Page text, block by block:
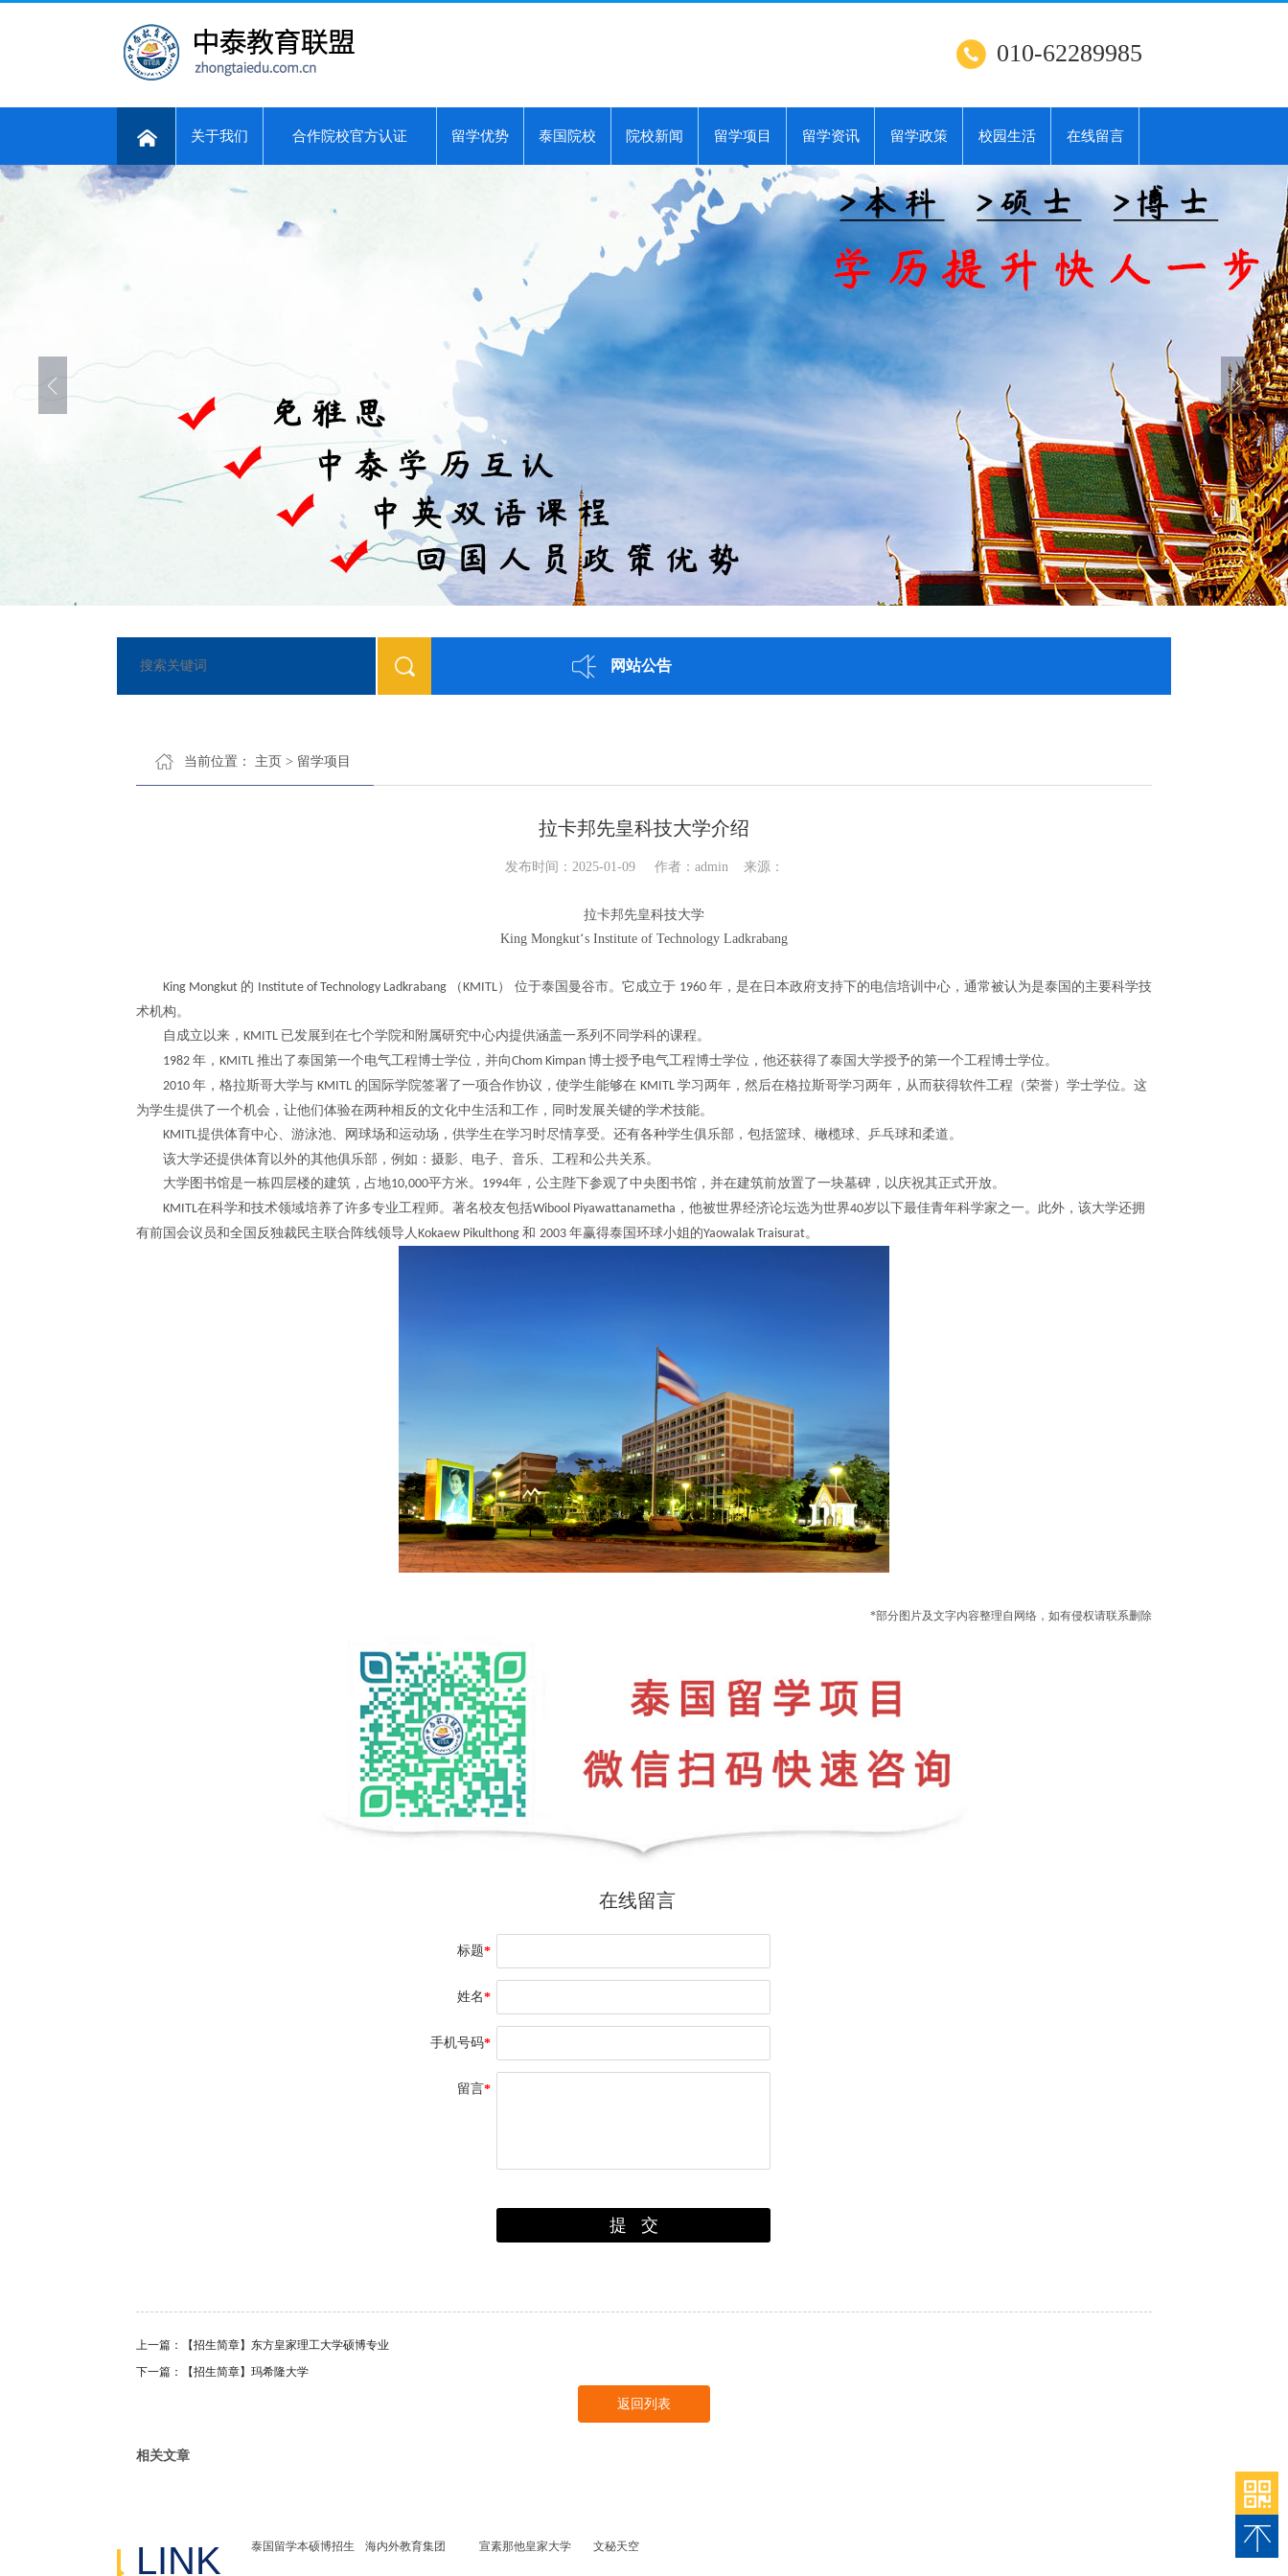
010-62289985
关于我们 合作院校官方认证 留学优势 泰国院校 院校新闻 留学项目 留学资讯 留学政策 校园生活 在线留言
网站公告
当前位置： 主页 > 留学项目
拉卡邦先皇科技大学介绍
发布时间：2025-01-09 作者：admin 来源：
拉卡邦先皇科技大学
King Mongkut‘s Institute of Technology Ladkrabang
King Mongkut 的 Institute of Technology Ladkrabang （KMITL） 位于泰国曼谷市。它成立于 1960 年，是在日本政府支持下的电信培训中心，通常被认为是泰国的主要科学技
术机构。
自成立以来， KMITL 已发展到在七个学院和附属研究中心内提供涵盖一系列不同学科的课程。
1982 年， KMITL 推出了泰国第一个电气工程博士学位，并向Chom Kimpan 博士授予电气工程博士学位，他还获得了泰国大学授予的第一个工程博士学位。
2010 年，格拉斯哥大学与 KMITL 的国际学院签署了一项合作协议，使学生能够在 KMITL 学习两年，然后在格拉斯哥学习两年，从而获得软件工程（荣誉）学士学位。这
为学生提供了一个机会，让他们体验在两种相反的文化中生活和工作，同时发展关键的学术技能。
KMITL提供体育中心、游泳池、网球场和运动场，供学生在学习时尽情享受。还有各种学生俱乐部，包括篮球、橄榄球、乒乓球和柔道。
该大学还提供体育以外的其他俱乐部，例如：摄影、电子、音乐、工程和公共关系。
大学图书馆是一栋四层楼的建筑，占地10,000平方米。 1994年，公主陛下参观了中央图书馆，并在建筑前放置了一块墓碑，以庆祝其正式开放。
KMITL在科学和技术领域培养了许多专业工程师。著名校友包括Wibool Piyawattanametha ，他被世界经济论坛选为世界40岁以下最佳青年科学家之一。此外，该大学还拥
有前国会议员和全国反独裁民主联合阵线领导人Kokaew Pikulthong 和 2003 年赢得泰国环球小姐的Yaowalak Traisurat。
*部分图片及文字内容整理自网络，如有侵权请联系删除
在线留言
标题*
姓名*
手机号码*
留言*
上一篇：【招生简章】东方皇家理工大学硕博专业
下一篇：【招生简章】玛希隆大学
返回列表
相关文章
LINK 泰国留学本硕博招生 海内外教育集团 宣素那他皇家大学 文秘天空